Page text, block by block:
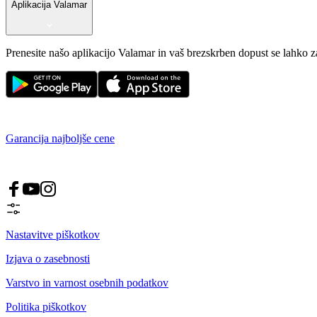
Aplikacija Valamar
Prenesite našo aplikacijo Valamar in vaš brezskrben dopust se lahko
Garancija najboljše cene
Nastavitve piškotkov
Izjava o zasebnosti
Varstvo in varnost osebnih podatkov
Politika piškotkov